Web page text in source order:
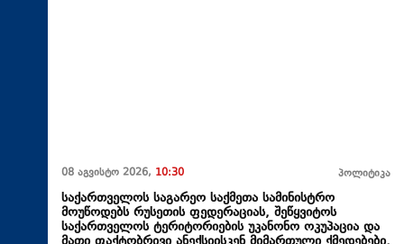
08 აგვისტო 2026, 10:30 პოლიტიკა
საქართველოს საგარეო საქმეთა სამინისტრო
მოუწოდებს რუსეთის ფედერაციას, შეწყვიტოს
საქართველოს ტერიტორიების უკანონო ოკუპაცია და